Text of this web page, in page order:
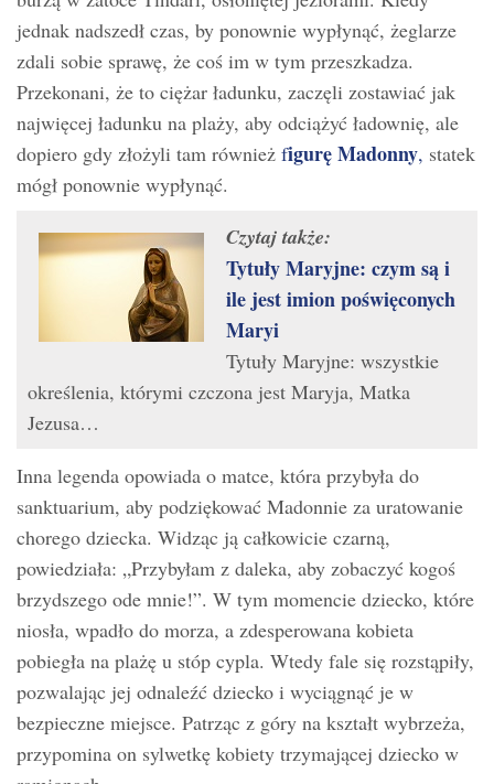
jednak nadszedł czas, by ponownie wypłynąć, żeglarze
zdali sobie sprawę, że coś im w tym przeszkadza.
Przekonani, że to ciężar ładunku, zaczęli zostawiać jak
najwięcej ładunku na plaży, aby odciążyć ładownię, ale
dopiero gdy złożyli tam również figurę Madonny, statek
mógł ponownie wypłynąć.
Czytaj także:
Tytuły Maryjne: czym są i
ile jest imion poświęconych
Maryi
Tytuły Maryjne: wszystkie
określenia, którymi czczona jest Maryja, Matka
Jezusa…
Inna legenda opowiada o matce, która przybyła do
sanktuarium, aby podziękować Madonnie za uratowanie
chorego dziecka. Widząc ją całkowicie czarną,
powiedziała: „Przybyłam z daleka, aby zobaczyć kogoś
brzydszego ode mnie!”. W tym momencie dziecko, które
niosła, wpadło do morza, a zdesperowana kobieta
pobiegła na plażę u stóp cypla. Wtedy fale się rozstąpiły,
pozwalając jej odnaleźć dziecko i wyciągnąć je w
bezpieczne miejsce. Patrząc z góry na kształt wybrzeża,
przypomina on sylwetkę kobiety trzymającej dziecko w